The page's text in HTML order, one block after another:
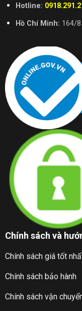
Hotline:
Hồ Chí Minh: 164/8
Chính sách và
Chính sách giá tốt
Chính sách bảo hành
Chính sách vận